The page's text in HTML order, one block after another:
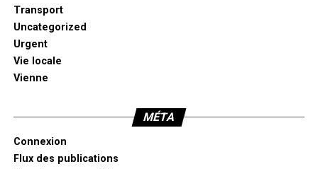
Transport
Uncategorized
Urgent
Vie locale
Vienne
MÉTA
Connexion
Flux des publications